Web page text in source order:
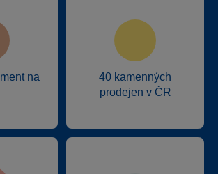
na
40 kamenných
prodejen v ČR